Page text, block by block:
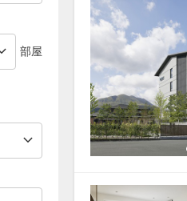
部屋